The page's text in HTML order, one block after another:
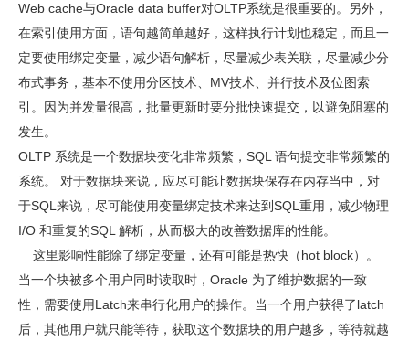
Web cache与Oracle data buffer对OLTP系统是很重要的。另外，
在索引使用方面，语句越简单越好，这样执行计划也稳定，而且一
定要使用绑定变量，减少语句解析，尽量减少表关联，尽量减少分
布式事务，基本不使用分区技术、MV技术、并行技术及位图索
引。因为并发量很高，批量更新时要分批快速提交，以避免阻塞的
发生。
OLTP 系统是一个数据块变化非常频繁，SQL 语句提交非常频繁的
系统。 对于数据块来说，应尽可能让数据块保存在内存当中，对
于SQL来说，尽可能使用变量绑定技术来达到SQL重用，减少物理
I/O 和重复的SQL 解析，从而极大的改善数据库的性能。
这里影响性能除了绑定变量，还有可能是热快（hot block）。
当一个块被多个用户同时读取时，Oracle 为了维护数据的一致
性，需要使用Latch来串行化用户的操作。当一个用户获得了latch
后，其他用户就只能等待，获取这个数据块的用户越多，等待就越